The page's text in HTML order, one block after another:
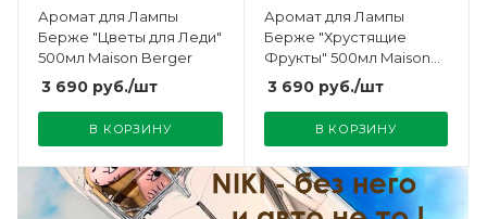
Аромат для Лампы
Берже "Цветы для Леди"
500мл Maison Berger
3 690 руб./шт
В КОРЗИНУ
Аромат для Лампы
Берже "Хрустящие
Фрукты" 500мл Maison
Berger
3 690руб./шт
В КОРЗИНУ